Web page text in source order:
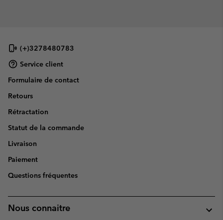
(+)3278480783
Service client
Formulaire de contact
Retours
Rétractation
Statut de la commande
Livraison
Paiement
Questions fréquentes
Nous connaitre